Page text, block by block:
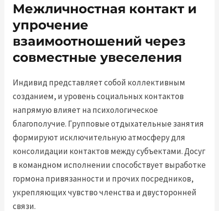
Межличностная контакт и
упрочение
взаимоотношений через
совместные увеселения
Индивид представляет собой коллективным
созданием, и уровень социальных контактов
напрямую влияет на психологическое
благополучие. Групповые отдыхательные занятия
формируют исключительную атмосферу для
консолидации контактов между субъектами. Досуг
в командном исполнении способствует выработке
гормона привязанности и прочих посредников,
укрепляющих чувство членства и двусторонней
связи.